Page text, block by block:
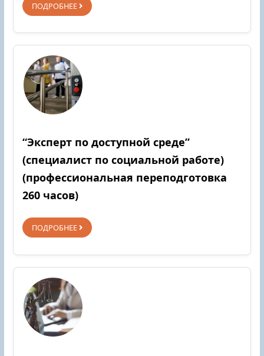
ПОДРОБНЕЕ
“Эксперт по доступной среде”
(специалист по социальной работе)
(профессиональная переподготовка
260 часов)
ПОДРОБНЕЕ